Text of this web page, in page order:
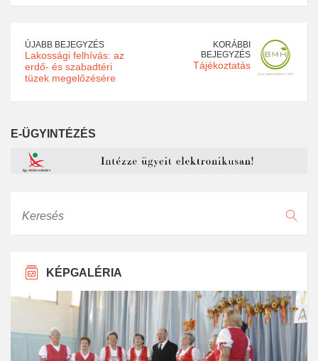
ÚJABB BEJEGYZÉS
Lakossági felhívás: az
erdő- és szabadtéri
tüzek megelőzésére
KORÁBBI
BEJEGYZÉS
Tájékoztatás
E-ÜGYINTÉZÉS
KÉPGALÉRIA